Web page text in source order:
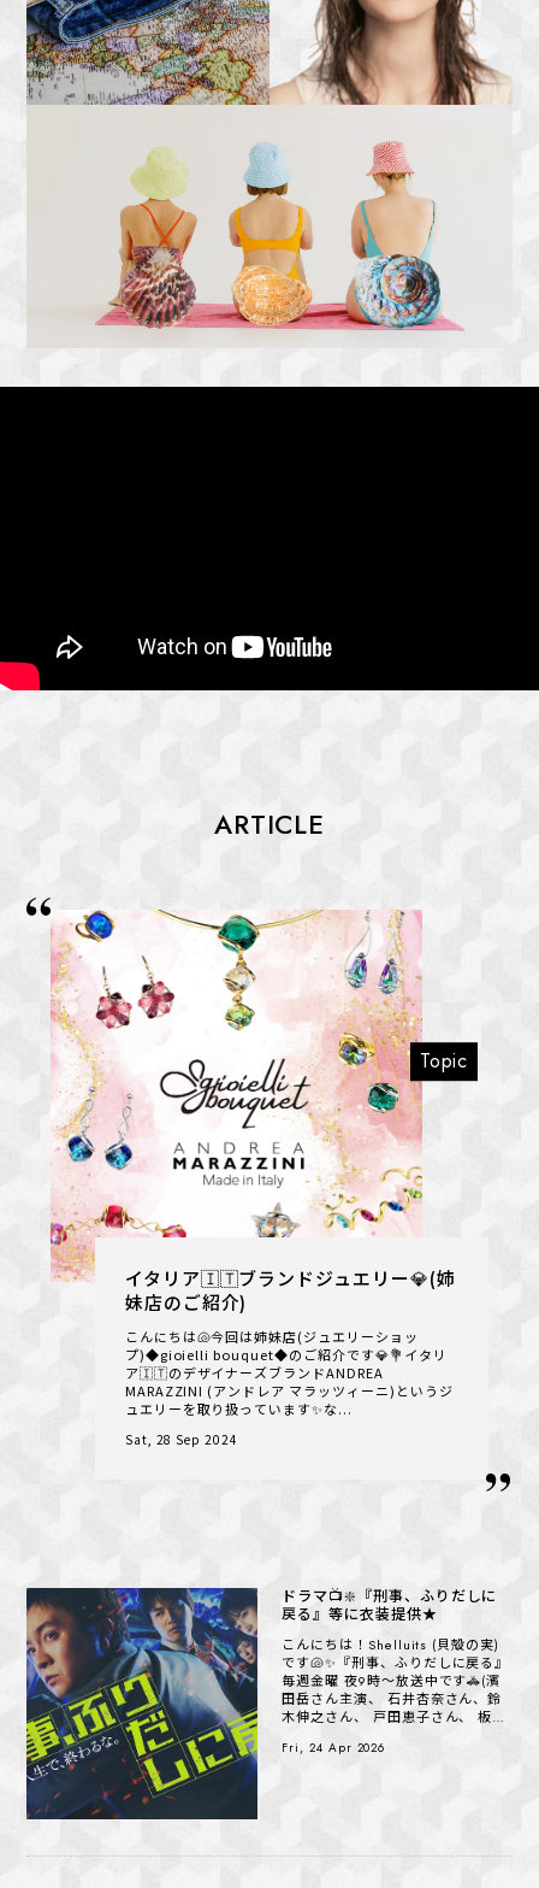
ARTICLE
Topic
イタリア🇮🇹ブランドジュエリー💎(姉
妹店のご紹介)
こんにちは🐚今回は姉妹店(ジュエリーショッ
プ)◆gioielli bouquet◆のご紹介です💎💐イタリ
ア🇮🇹のデザイナーズブランドANDREA
MARAZZINI (アンドレア マラッツィーニ)というジ
ュエリーを取り扱っています✨な...
Sat, 28 Sep 2024
ドラマ📺️❇️『刑事、ふりだしに
戻る』等に衣装提供★
こんにちは！Shelluits (貝殻の実)
です🐚✨『刑事、ふりだしに戻る』
毎週金曜 夜9時～放送中です🚓(濱
田岳さん主演、 石井杏奈さん、鈴
木伸之さん、 戸田恵子さん、 板谷
4/17（金）に...
Fri, 24 Apr 2026